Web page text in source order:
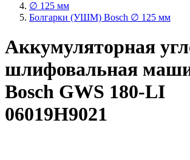
∅ 125 мм
Болгарки (УШМ) Bosch ∅ 125 мм
Аккумуляторная
шлифовальная
Bosch GWS 180-LI
06019H9021